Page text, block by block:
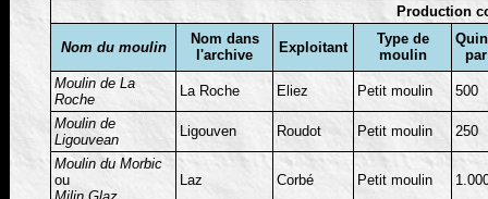
Production
Nom du moulin
Nom dans
l'archive
Exploitant
Type de
moulin
Moulin de La
Roche
La Roche Eliez Petit moulin
500
Moulin de
Ligouvean
Ligouven Roudot Petit moulin
250
Moulin du Morbic
ou
Laz Corbé Petit moulin